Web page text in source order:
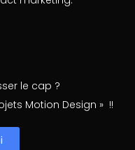
le cap ?
Motion Design » !!